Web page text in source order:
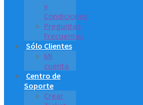
y
Condiciones
Preguntas
Frecuentes
Sólo Clientes
Mi
cuenta
Centro de
Soporte
Crear